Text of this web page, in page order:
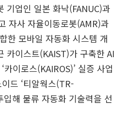
기업인 일본 화낙(FANUC)과
자사 자율이동로봇(AMR)과
한 모바일 자동화 시스템 개
카이스트(KAIST)가 구축한 AI
이로스(KAIROS)’ 실증 사업
드 ‘티알웍스(TR-
입해 물류 자동화 기술력을 선